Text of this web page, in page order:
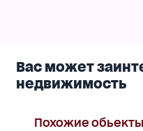
Вас может
недвижимость
Похожие обьекты